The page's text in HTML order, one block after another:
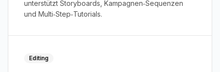
unterstützt Storyboards, Kampagnen‑Sequenzen
und Multi‑Step‑Tutorials.
Editing